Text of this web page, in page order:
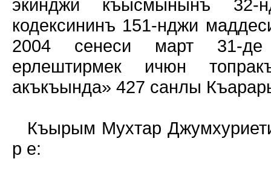
экинджи къысмынынъ 32-
кодексининъ 151-нджи
2004 сенеси март 31-де
ерлештирмек ичюн
акъкъында» 427 санлы
Къырым Мухтар
р е: